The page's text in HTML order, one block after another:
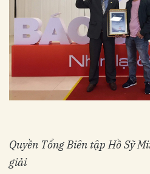
Quyền Tổng Biên tập Hồ Sỹ
giải